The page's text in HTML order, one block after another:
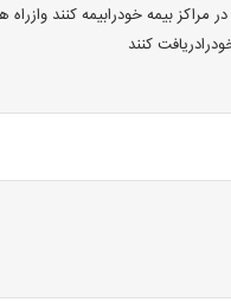
در مراکز بیمه خودرابیمه کنند
کنند